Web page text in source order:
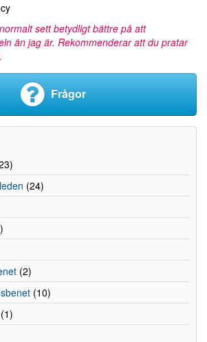
sett betydligt bättre på att
än jag är. Rekommenderar att du pratar
Frågor
(24)
(2)
(10)
(1)